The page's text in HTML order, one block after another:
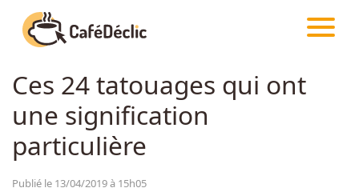
Créativité
CAFÉDÉCLIC ARTICLES CRÉATIVITÉ
Ces 24 tatouages qui ont
une signification
particulière
Publié le 13/04/2019 à 15h05